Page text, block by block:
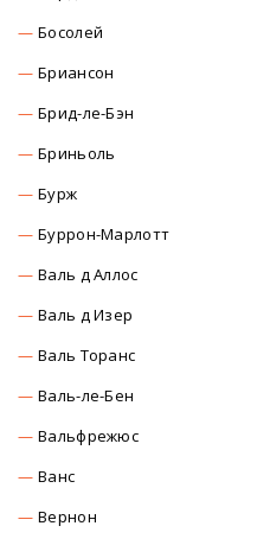
Босолей
Бриансон
Брид-ле-Бэн
Бриньоль
Бурж
Буррон-Марлотт
Валь д Аллос
Валь д Изер
Валь Торанс
Валь-ле-Бен
Вальфрежюс
Ванс
Вернон